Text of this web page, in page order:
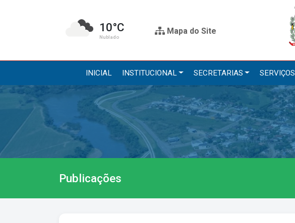
10°C
Nublado
Mapa do Site
INICIAL INSTITUCIONAL SECRETARIAS SERVIÇOS
Institucional
A Prefeitura
Gabinete do Prefeito
História do Município
Secretarias
Administração
Agricultura e Meio Ambiente
Publicações